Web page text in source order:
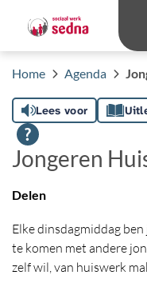
Home Agenda
Lees voor
Jongeren
Delen
Elke dinsdagmiddag
te komen met andere
zelf wil, van huiswerk